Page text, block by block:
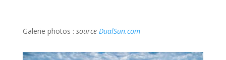
Galerie photos : source DualSun.com